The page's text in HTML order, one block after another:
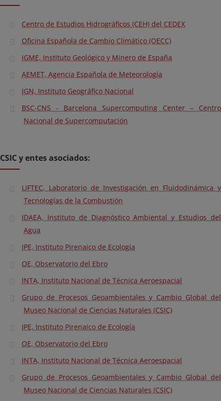
Centro de Estudios Hidrográficos (CEH) del CEDEX
Oficina Española de Cambio Climático (OECC)
IGME, Instituto Geológico y Minero de España
AEMET, Agencia Española de Meteorología
IGN, Instituto Geográfico Nacional
BSC-CNS - Barcelona Supercomputing Center – Centro
Nacional de Supercomputación
CSIC y entes asociados:
LIFTEC, Laboratorio de Investigación en Fluidodinámica y
Tecnologías de la Combustión
IDAEA, Instituto de Diagnóstico Ambiental y Estudios del
Agua
IPE, Instituto Pirenaico de Ecología
OE, Observatorio del Ebro
INTA, Instituto Nacional de Técnica Aeroespacial
Grupo de Procesos Geoambientales y Cambio Global del
Museo Nacional de Ciencias Naturales (CSIC)
IPE, Instituto Pirenaico de Ecología
OE, Observatorio del Ebro
INTA, Instituto Nacional de Técnica Aeroespacial
Grupo de Procesos Geoambientales y Cambio Global del
Museo Nacional de Ciencias Naturales (CSIC)